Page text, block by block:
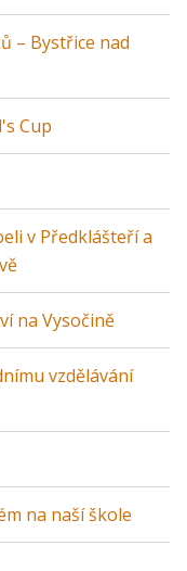
– Bystřice nad
Cup
v Předklášteří a
na Vysočině
vzdělávání
na naší škole